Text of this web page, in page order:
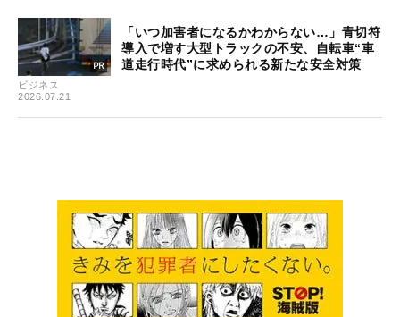
ビジネス
2026.07.21
「いつ加害者になるかわからない…」青切符
導入で増す大型トラックの不安、自転車“車
道走行時代”に求められる新たな安全対策